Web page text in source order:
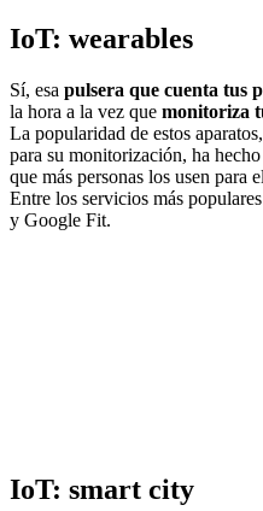
IoT: wearables
Sí, esa pulsera que cuenta tus
la hora a la vez que monitoriza
La popularidad de estos
para su monitorización, ha
que más personas los usen para
Entre los servicios más
y Google Fit.
IoT: smart city